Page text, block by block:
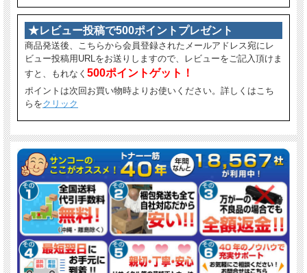
★レビュー投稿で500ポイントプレゼント
商品発送後、こちらから会員登録されたメールアドレス宛にレ
ビュー投稿用URLをお送りしますので、レビューをご記入頂けま
すと、もれなく 500ポイントゲット！
ポイントは次回お買い物時よりお使いください。詳しくはこち
らをクリック